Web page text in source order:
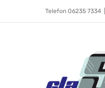
Telefon 06235 7334